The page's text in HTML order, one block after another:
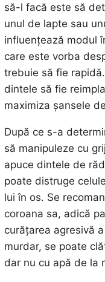
să-l facă este să
unul de lapte sau
influențează modul
care este vorba
trebuie să fie
dintele să fie
maximiza șansele
După ce s-a
să manipuleze cu
apuce dintele de
poate distruge
lui în os. Se
coroana sa, adică
curățarea agresivă
murdar, se poate
dar nu cu apă de la